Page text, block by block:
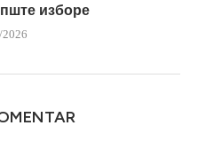
изборе